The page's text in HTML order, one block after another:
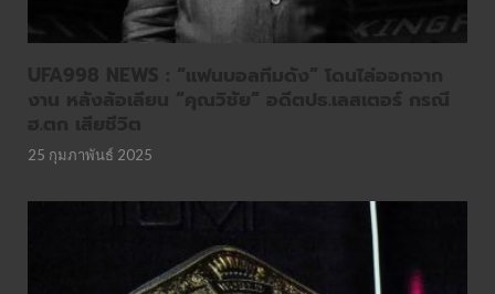
25 กุมภาพันธ์ 2025